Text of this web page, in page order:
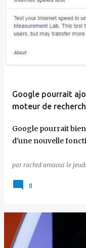
Google pourrait
moteur de
Google pourrait
d'une nouvelle
par rachid amaoui le
0